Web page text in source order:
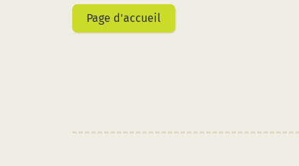
Page d'accueil